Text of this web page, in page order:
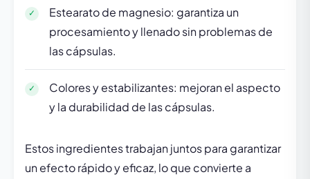
Estearato de magnesio: garantiza un
procesamiento y llenado sin problemas de
las cápsulas.
Colores y estabilizantes: mejoran el aspecto
y la durabilidad de las cápsulas.
Estos ingredientes trabajan juntos para garantizar
un efecto rápido y eficaz, lo que convierte a